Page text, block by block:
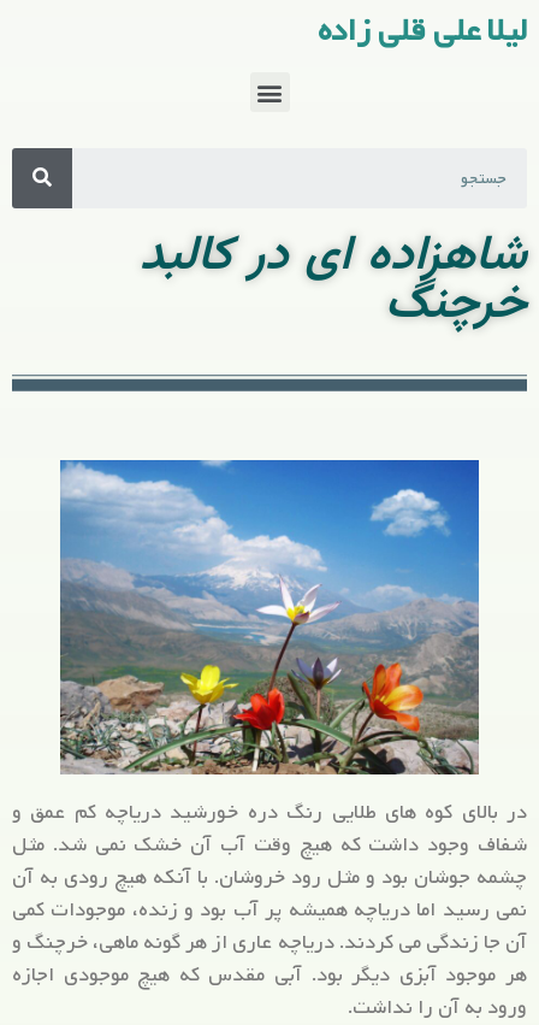
لیلا علی قلی زاده
شاهزاده ای در کالبد
خرچنگ
در بالای کوه های طلایی رنگ دره خورشید دریاچه کم عمق و
شفاف وجود داشت که هیچ وقت آب آن خشک نمی شد. مثل
چشمه جوشان بود و مثل رود خروشان. با آنکه هیچ رودی به آن
نمی رسید اما دریاچه همیشه پر آب بود و زنده، موجودات کمی
آن جا زندگی می کردند. دریاچه عاری از هر گونه ماهی، خرچنگ و
هر موجود آبزی دیگر بود. آبی مقدس که هیچ موجودی اجازه
ورود به آن را نداشت.